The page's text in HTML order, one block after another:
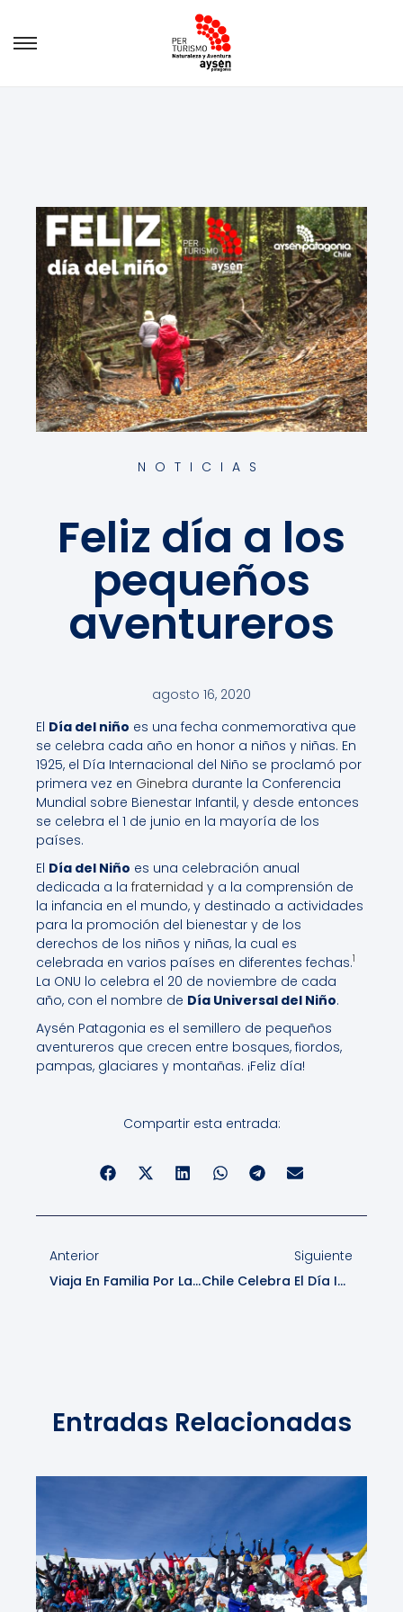
NOTICIAS
Feliz día a los
pequeños
aventureros
agosto 16, 2020
El Día del niño es una fecha conmemorativa que
se celebra cada año en honor a niños y niñas. En
1925, el Día Internacional del Niño se proclamó por
primera vez en Ginebra durante la Conferencia
Mundial sobre Bienestar Infantil, y desde entonces
se celebra el 1 de junio en la mayoría de los
países.
El Día del Niño es una celebración anual
dedicada a lafraternidad y a la comprensión de
la infancia en el mundo, y destinado a actividades
para la promoción del bienestar y de los
derechos de los niños y niñas, la cual es
celebrada en varios países en diferentes fechas.1
La ONU lo celebra el 20 de noviembre de cada
año, con el nombre de Día Universal del Niño.
Aysén Patagonia es el semillero de pequeños
aventureros que crecen entre bosques, fiordos,
pampas, glaciares y montañas. ¡Feliz día!
Compartir esta entrada:
Anterior
Viaja En Familia Por La Carretera Austral
Siguiente
Chile Celebra El Día Internacional De Los Parques Nacionales
Entradas Relacionadas